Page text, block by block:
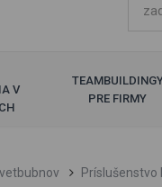
V
PRE FIRMY